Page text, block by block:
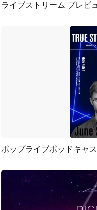
プレビュー
プレビュー